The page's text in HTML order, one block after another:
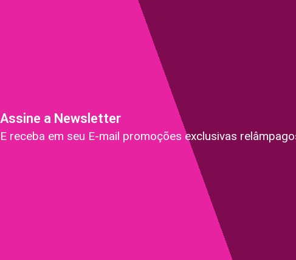
Assine a Newsletter
E receba em seu E-mail promoções exclusivas